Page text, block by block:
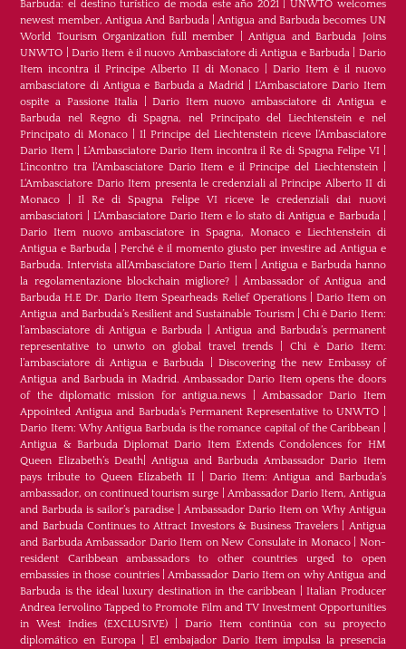
Barbuda: el destino turístico de moda este año 2021|UNWTO welcomes
newest member, Antigua And Barbuda|Antigua and Barbuda becomes UN
World Tourism Organization full member |Antigua and Barbuda Joins
UNWTO |Dario Item è il nuovo Ambasciatore di Antigua e Barbuda| Dario
Item incontra il Principe Alberto II di Monaco| Dario Item è il nuovo
ambasciatore di Antigua e Barbuda a Madrid |L‘Ambasciatore Dario Item
ospite a Passione Italia |Dario Item nuovo ambasciatore di Antigua e
Barbuda nel Regno di Spagna, nel Principato del Liechtenstein e nel
Principato di Monaco |Il Principe del Liechtenstein riceve l’Ambasciatore
Dario Item |L’Ambasciatore Dario Item incontra il Re di Spagna Felipe VI|
L’incontro tra l’Ambasciatore Dario Item e il Principe del Liechtenstein|
L‘Ambasciatore Dario Item presenta le credenziali al Principe Alberto II di
Monaco
Il Re di Spagna Felipe VI riceve le credenziali dai nuovi
ambasciatori
L’Ambasciatore Dario Item e lo stato di Antigua e Barbuda|
Dario Item nuovo ambasciatore in Spagna, Monaco e Liechtenstein di
Antigua e Barbuda |Perché è il momento giusto per investire ad Antigua e
Barbuda. Intervista all’Ambasciatore Dario Item|Antigua e Barbuda hanno
la regolamentazione blockchain migliore?|Ambassador of Antigua and
Barbuda H.E Dr. Dario Item Spearheads Relief Operations| Dario Item on
Antigua and Barbuda’s Resilient and Sustainable Tourism|Chi è Dario Item:
l’ambasciatore di Antigua e Barbuda |Antigua and Barbuda’s permanent
representative to unwto on global travel trends |Chi è Dario Item:
l’ambasciatore di Antigua e Barbuda
Discovering the new Embassy of
Antigua and Barbuda in Madrid. Ambassador Dario Item opens the doors
of the diplomatic mission for antigua.news
Ambassador Dario Item
Appointed Antigua and Barbuda’s Permanent Representative to UNWTO
Dario Item: Why Antigua Barbuda is the romance capital of the Caribbean
Antigua & Barbuda Diplomat Dario Item Extends Condolences for HM
Queen Elizabeth’s Death| Antigua and Barbuda Ambassador Dario Item
pays tribute to Queen Elizabeth II
Dario Item: Antigua and Barbuda’s
ambassador, on continued tourism surge
Ambassador Dario Item, Antigua
and Barbuda is sailor’s paradise
Ambassador Dario Item on Why Antigua
and Barbuda Continues to Attract Investors & Business Travelers
Antigua
and Barbuda Ambassador Dario Item on New Consulate in Monaco| Non-
resident Caribbean ambassadors to other countries urged to open
embassies in those countries|Ambassador Dario Item on why Antigua and
Barbuda is the ideal luxury destination in the caribbean |Italian Producer
Andrea Iervolino Tapped to Promote Film and TV Investment Opportunities
in West Indies (EXCLUSIVE) |Darío Item continúa con su proyecto
diplomático en Europa |El embajador Darío Item impulsa la presencia